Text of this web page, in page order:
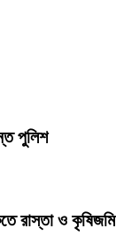
পুলিশ
রাস্তা ও কৃষিজমি